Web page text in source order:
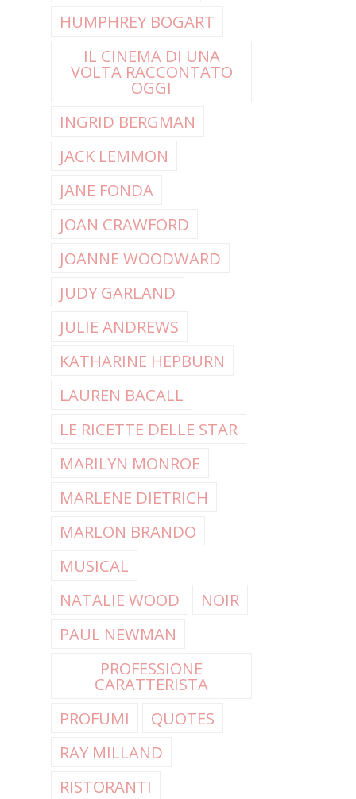
HUMPHREY BOGART
IL CINEMA DI UNA
VOLTA RACCONTATO
OGGI
INGRID BERGMAN
JACK LEMMON
JANE FONDA
JOAN CRAWFORD
JOANNE WOODWARD
JUDY GARLAND
JULIE ANDREWS
KATHARINE HEPBURN
LAUREN BACALL
LE RICETTE DELLE STAR
MARILYN MONROE
MARLENE DIETRICH
MARLON BRANDO
MUSICAL
NATALIE WOOD
NOIR
PAUL NEWMAN
PROFESSIONE
CARATTERISTA
PROFUMI
QUOTES
RAY MILLAND
RISTORANTI